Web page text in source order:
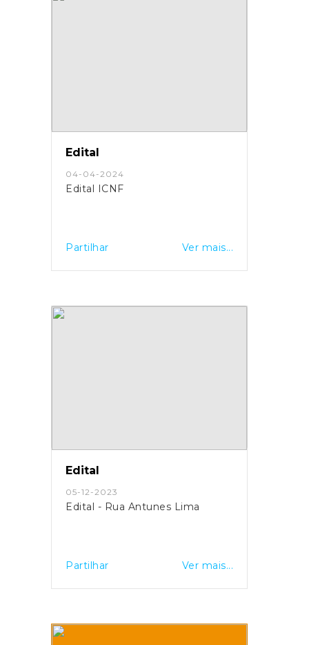
Edital
04-04-2024
Edital ICNF
Partilhar Ver mais...
Edital
05-12-2023
Edital - Rua Antunes Lima
Partilhar Ver mais...